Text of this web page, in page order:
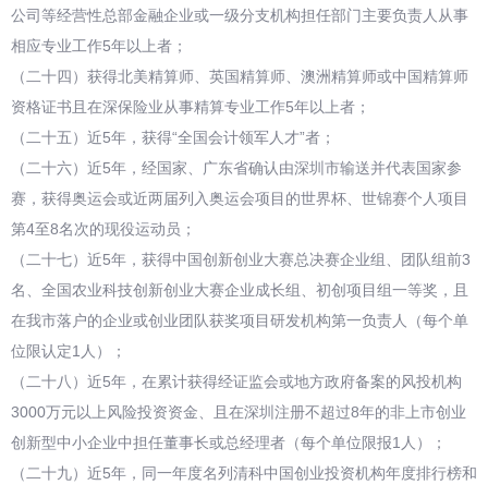
公司等经营性总部金融企业或一级分支机构担任部门主要负责人从事
相应专业工作5年以上者；
（二十四）获得北美精算师、英国精算师、澳洲精算师或中国精算师
资格证书且在深保险业从事精算专业工作5年以上者；
（二十五）近5年，获得“全国会计领军人才”者；
（二十六）近5年，经国家、广东省确认由深圳市输送并代表国家参
赛，获得奥运会或近两届列入奥运会项目的世界杯、世锦赛个人项目
第4至8名次的现役运动员；
（二十七）近5年，获得中国创新创业大赛总决赛企业组、团队组前3
名、全国农业科技创新创业大赛企业成长组、初创项目组一等奖，且
在我市落户的企业或创业团队获奖项目研发机构第一负责人（每个单
位限认定1人）；
（二十八）近5年，在累计获得经证监会或地方政府备案的风投机构
3000万元以上风险投资资金、且在深圳注册不超过8年的非上市创业
创新型中小企业中担任董事长或总经理者（每个单位限报1人）；
（二十九）近5年，同一年度名列清科中国创业投资机构年度排行榜和